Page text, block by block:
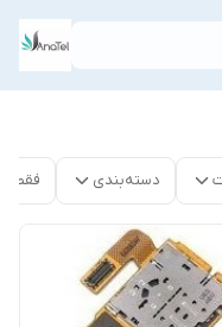
دسته‌بندی فقط